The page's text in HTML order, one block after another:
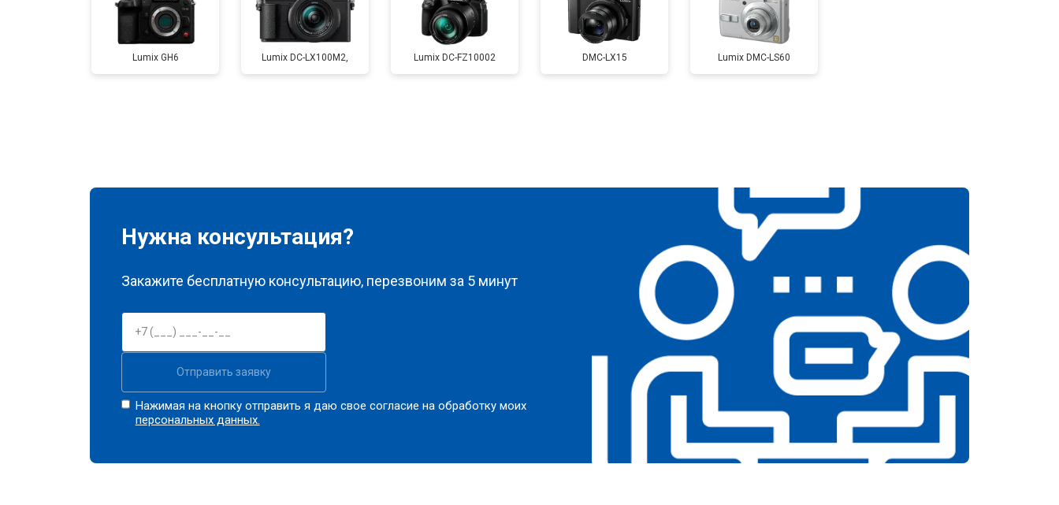
Замена CCD/CMOS матрицы от 120 мин от 4300 ₽
Ремонт материнской платы от 60 мин от 3300 ₽
Lumix GH6 Lumix DC-LX100M2, Lumix DC-FZ10002 DMC-LX15 Lumix DMC-LS60
Нужна консультация?
Закажите бесплатную консультацию, перезвоним за 5 минут
Отправить заявку
Нажимая на кнопку отправить я даю свое согласие на обработку моих
персональных данных.